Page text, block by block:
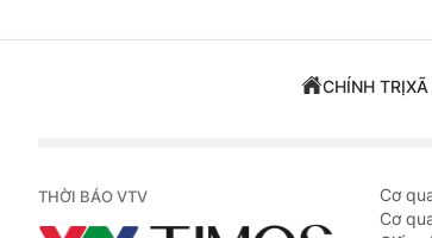
CHÍNH TRỊXÃ
THỜI BÁO VTV Cơ
Cơ